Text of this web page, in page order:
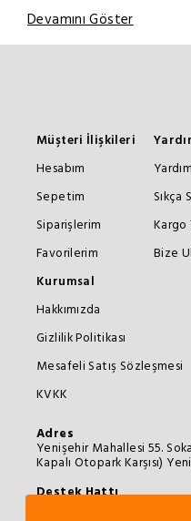
Devamını Göster
Müşteri İlişkileri
Hesabım
Sepetim
Siparişlerim
Favorilerim
Yardım
Sıkça
Kargo
Bize
Kurumsal
Hakkımızda
Gizlilik Politikası
Mesafeli Satış Sözleşmesi
KVKK
Adres
Yenişehir Mahallesi 55.
Kapalı Otopark Karşısı)
Destek Hattı